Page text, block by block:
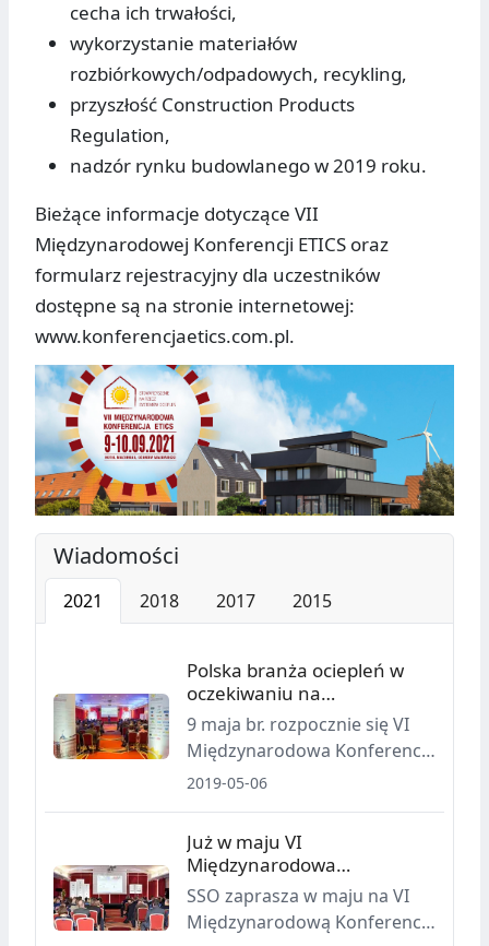
cecha ich trwałości,
wykorzystanie materiałów
rozbiórkowych/odpadowych, recykling,
przyszłość Construction Products
Regulation,
nadzór rynku budowlanego w 2019 roku.
Bieżące informacje dotyczące VII
Międzynarodowej Konferencji ETICS oraz
formularz rejestracyjny dla uczestników
dostępne są na stronie internetowej:
www.konferencjaetics.com.pl.
Wiadomości
2021 2018 2017 2015
Polska branża ociepleń w
oczekiwaniu na
najważniejszą debatę roku
9 maja br. rozpocznie się VI
Międzynarodowa Konferencję
ETICS, najważniejsze,
branży ociepleń.
2019-05-06
Już w maju VI
Międzynarodowa
Konferencja ETICS
SSO zaprasza w maju na VI
Międzynarodową Konferencję